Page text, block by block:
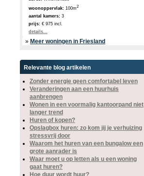
woonoppervlak: 100m2
aantal kamers: 3
prijs: € 975 incl.
details...
» Meer woningen in Friesland
Relevante blog artikelen
Zonder energie geen comfortabel leven
Veranderingen aan een huurhuis
aanbrengen
Wonen in een voormalig kantoorpand niet
langer trend
Huren of kopen?
Opslagbox huren: zo kom jij je verhuizing
stressvrij door
Waarom het huren van een bungalow een
grote aanrader is
Waar moet u op letten als u een woning
gaat huren?